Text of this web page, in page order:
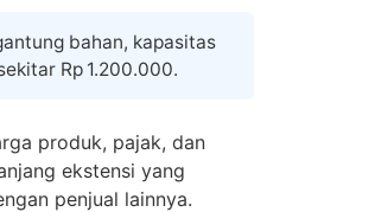
bahan, kapasitas
Rp 1.200.000.
produk, pajak, dan
ekstensi yang
penjual lainnya.